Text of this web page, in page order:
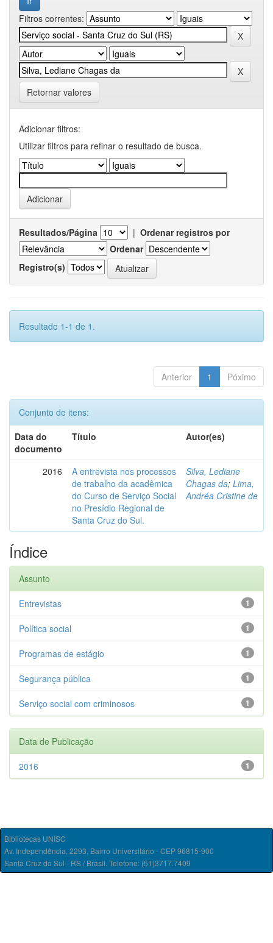
Filtros correntes:
Retornar valores
Adicionar filtros:
Utilizar filtros para refinar o resultado de busca.
Resultados/Página | Ordenar registros por
Ordenar
Registro(s)
Resultado 1-1 de 1.
Anterior 1 Póximo
Conjunto de itens:
Data do
documento
Título Autor(es)
2016
A entrevista nos processos
de trabalho da acadêmica
do Curso de Serviço Social
no Presídio Regional de
Santa Cruz do Sul.
Silva, Lediane
Chagas da; Lima,
Andréa Cristine de
Índice
Assunto
1
Entrevistas
1
Política social
1
Programas de estágio
1
Segurança pública
1
Serviço social com criminosos
Data de Publicação
1
2016
Bibliotecas UNISC
Av. Independência, 2293, Bairro Universitário - CEP 96815-900
Santa Cruz do Sul - RS / Brasil. Telefone: (51)3717.7409